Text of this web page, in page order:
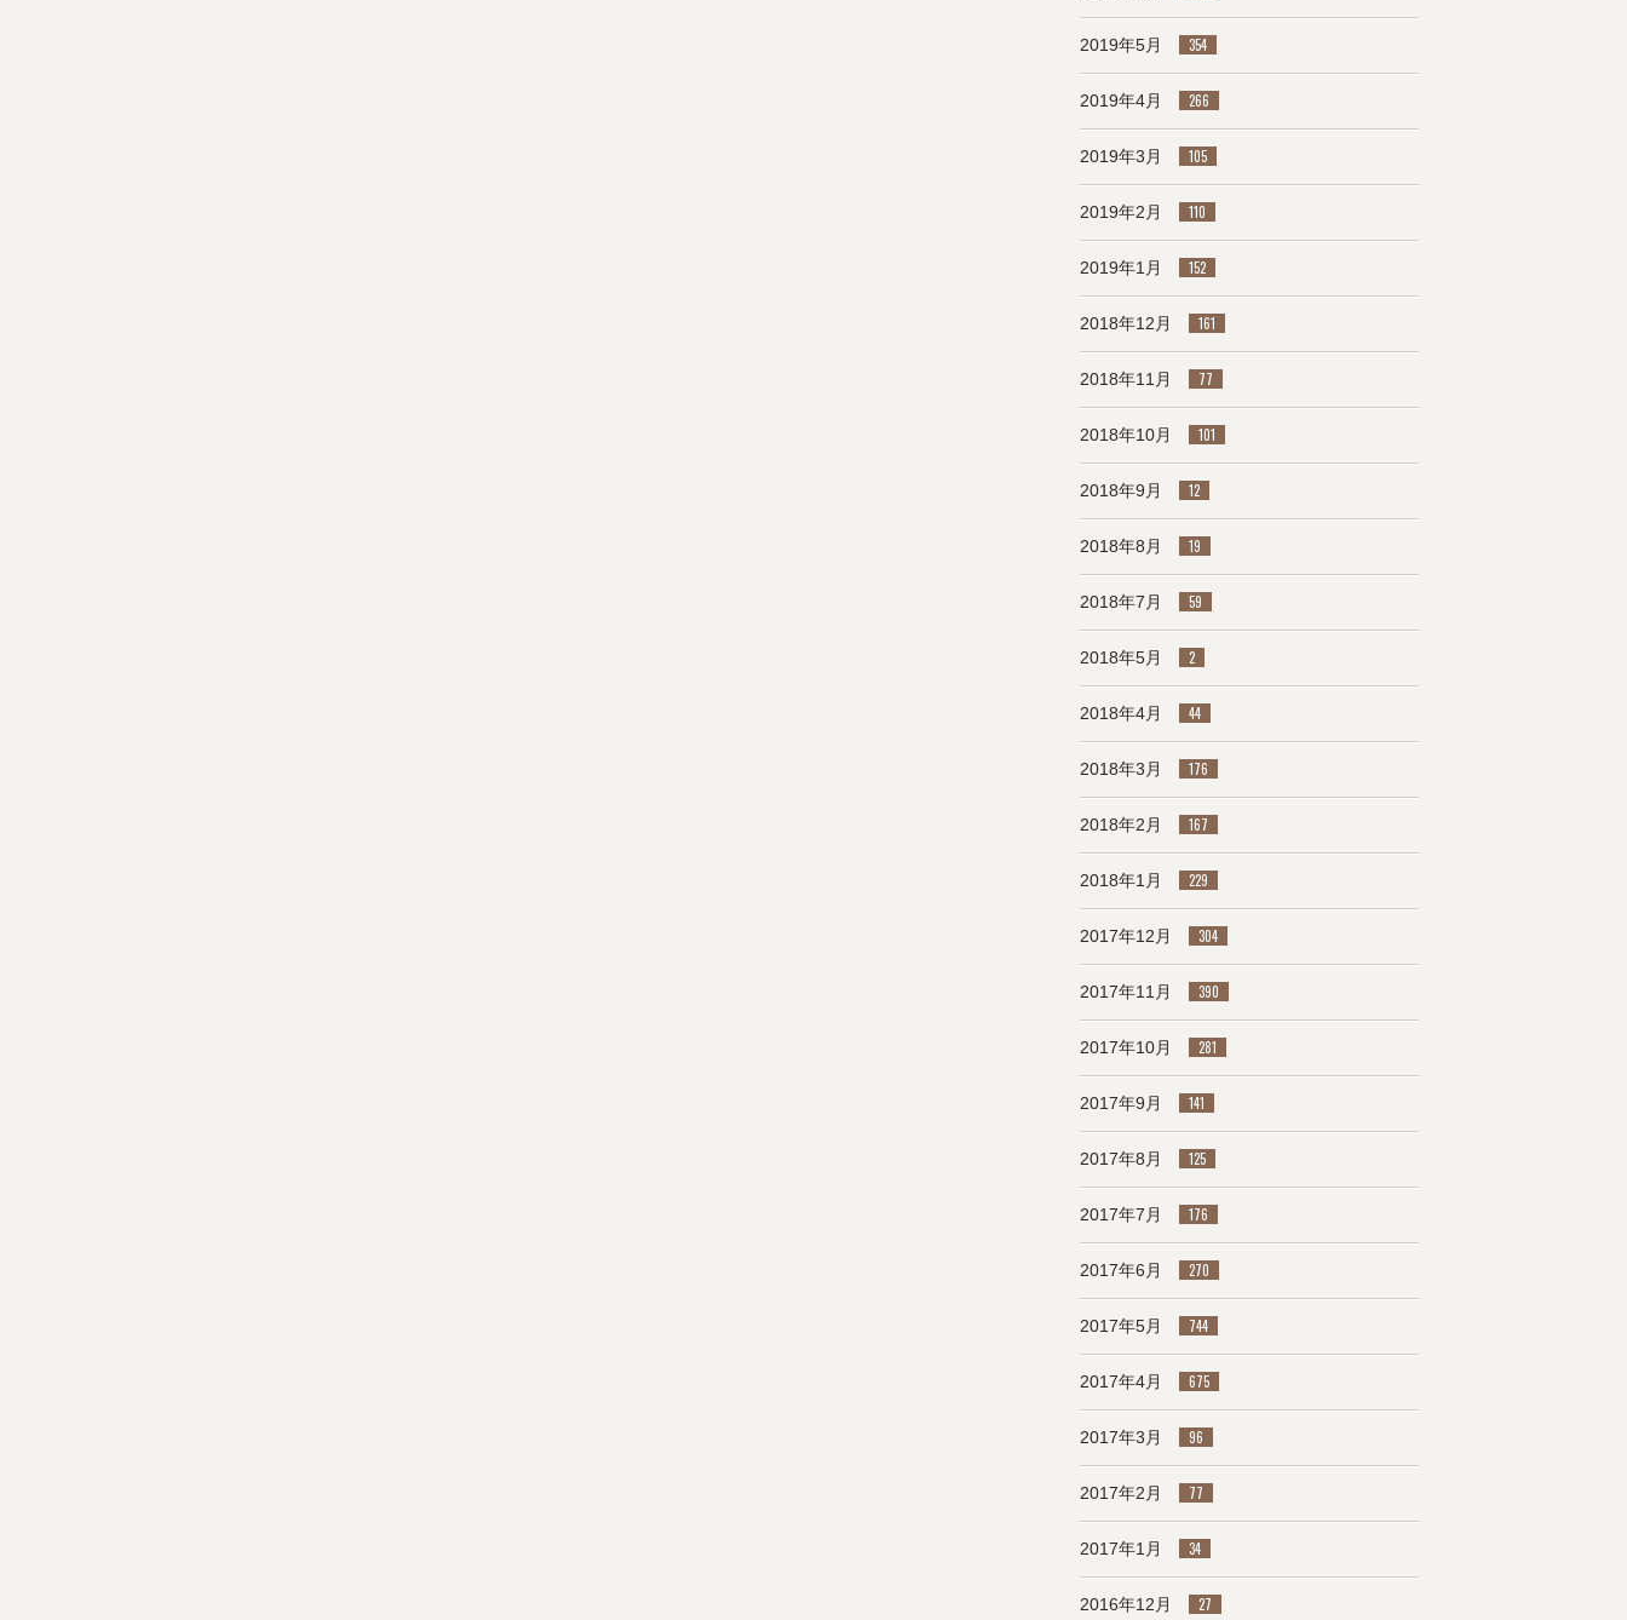
2019年5月 354
2019年4月 266
2019年3月 105
2019年2月 110
2019年1月 152
2018年12月 161
2018年11月 77
2018年10月 101
2018年9月 12
2018年8月 19
2018年7月 59
2018年5月 2
2018年4月 44
2018年3月 176
2018年2月 167
2018年1月 229
2017年12月 304
2017年11月 390
2017年10月 281
2017年9月 141
2017年8月 125
2017年7月 176
2017年6月 270
2017年5月 744
2017年4月 675
2017年3月 96
2017年2月 77
2017年1月 34
2016年12月 27